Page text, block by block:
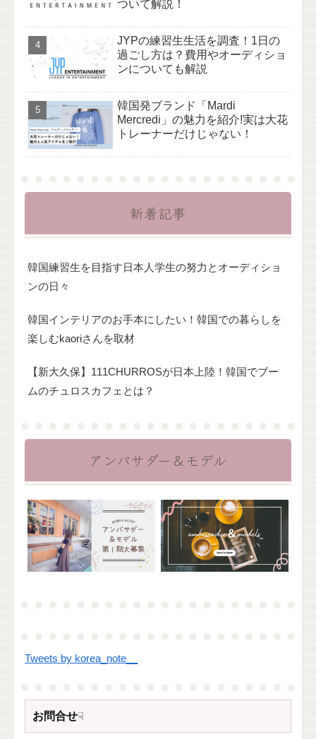
ついて解説！
JYPの練習生生活を調査！1日の
過ごし方は？費用やオーディショ
ンについても解説
韓国発ブランド「Mardi
Mercredi」の魅力を紹介!実は大花
トレーナーだけじゃない！
新着記事
韓国練習生を目指す日本人学生の努力とオーディショ
ンの日々
韓国インテリアのお手本にしたい！韓国での暮らしを
楽しむkaoriさんを取材
【新大久保】111CHURROSが日本上陸！韓国でブー
ムのチュロスカフェとは？
アンバサダー＆モデル
Tweets by korea_note__
お問合せ☟